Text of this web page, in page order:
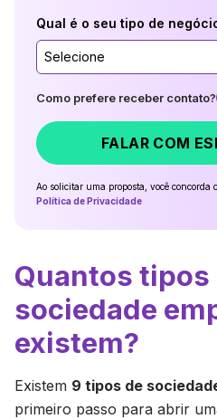
Qual é o seu tipo de
Selecione
Como prefere receber contato?
FALAR COM
Ao solicitar uma proposta, você concorda
Política de Privacidade
Quantos tipos
sociedade
existem?
Existem 9 tipos de
primeiro passo para abrir